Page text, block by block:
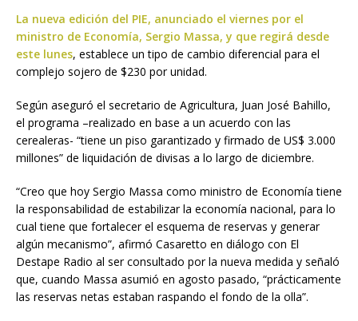
La nueva edición del PIE, anunciado el viernes por el
ministro de Economía, Sergio Massa, y que regirá desde
este lunes, establece un tipo de cambio diferencial para el
complejo sojero de $230 por unidad.
Según aseguró el secretario de Agricultura, Juan José Bahillo,
el programa –realizado en base a un acuerdo con las
cerealeras- “tiene un piso garantizado y firmado de US$ 3.000
millones” de liquidación de divisas a lo largo de diciembre.
“Creo que hoy Sergio Massa como ministro de Economía tiene
la responsabilidad de estabilizar la economía nacional, para lo
cual tiene que fortalecer el esquema de reservas y generar
algún mecanismo”, afirmó Casaretto en diálogo con El
Destape Radio al ser consultado por la nueva medida y señaló
que, cuando Massa asumió en agosto pasado, “prácticamente
las reservas netas estaban raspando el fondo de la olla”.